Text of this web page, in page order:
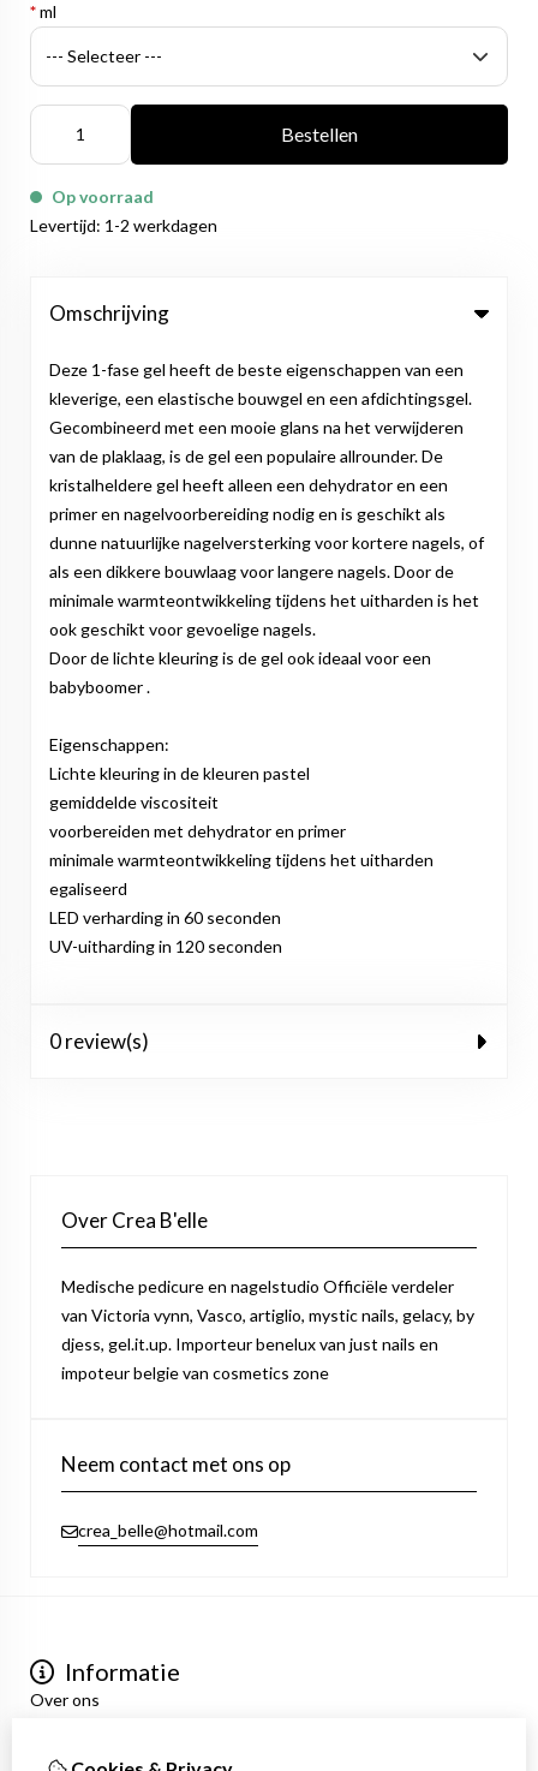
*ml
Bestellen
Op voorraad
Levertijd: 1-2 werkdagen
Omschrijving
Deze 1-fase gel heeft de beste eigenschappen van een
kleverige, een elastische bouwgel en een afdichtingsgel.
Gecombineerd met een mooie glans na het verwijderen
van de plaklaag, is de gel een populaire allrounder. De
kristalheldere gel heeft alleen een dehydrator en een
primer en nagelvoorbereiding nodig en is geschikt als
dunne natuurlijke nagelversterking voor kortere nagels, of
als een dikkere bouwlaag voor langere nagels. Door de
minimale warmteontwikkeling tijdens het uitharden is het
ook geschikt voor gevoelige nagels.
Door de lichte kleuring is de gel ook ideaal voor een
babyboomer .
Eigenschappen:
Lichte kleuring in de kleuren pastel
gemiddelde viscositeit
voorbereiden met dehydrator en primer
minimale warmteontwikkeling tijdens het uitharden
egaliseerd
LED verharding in 60 seconden
UV-uitharding in 120 seconden
0 review(s)
Over Crea B'elle
Medische pedicure en nagelstudio Officiële verdeler
van Victoria vynn, Vasco, artiglio, mystic nails, gelacy, by
djess, gel.it.up. Importeur benelux van just nails en
impoteur belgie van cosmetics zone
Neem contact met ons op
crea_belle@hotmail.com
Informatie
Over ons
Algemene voorwaarden